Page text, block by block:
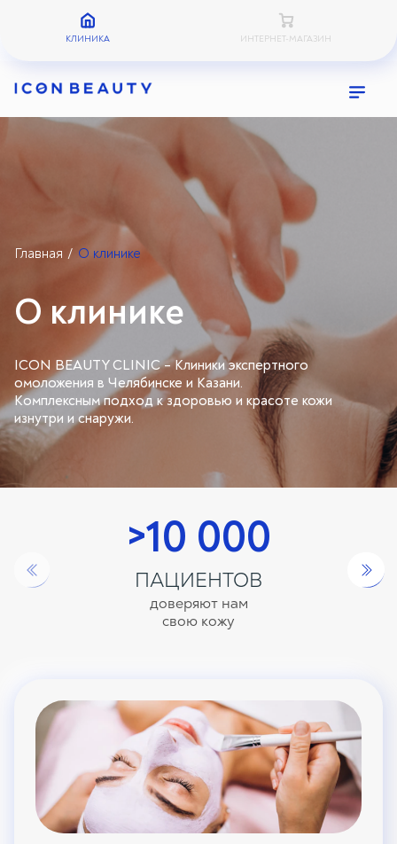
КЛИНИКА ИНТЕРНЕТ-МАГАЗИН
Главная / О клинике
О клинике
ICON BEAUTY CLINIC – Клиники экспертного
омоложения в Челябинске и Казани.
Комплексным подход к здоровью и красоте кожи
изнутри и снаружи.
>10 000
ПАЦИЕНТОВ
доверяют нам
свою кожу